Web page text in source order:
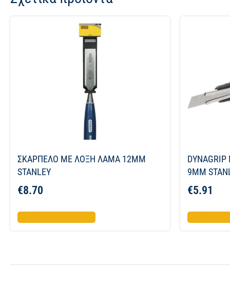
ΣΚΑΡΠΕΛΟ ΜΕ ΛΟΞΗ ΛΑΜΑ 12MM
STANLEY
€8.70
9MM
€5.91